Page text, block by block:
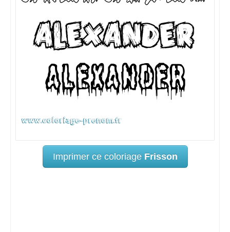
Imprimer ce coloriage Frisson